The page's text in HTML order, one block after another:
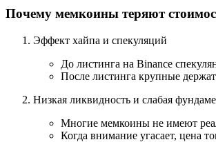
Почему мемкоины теряют
Эффект хайпа и спекуляций
До листинга на Binance
После листинга крупные
Низкая ликвидность и слабая
Многие мемкоины не имеют
Когда внимание угасает, цена